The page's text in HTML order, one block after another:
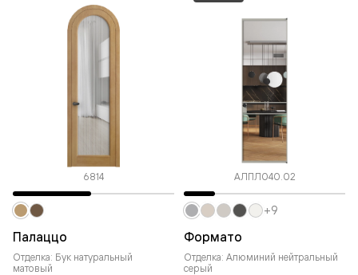
6814
Палаццо
Отделка: Бук натуральный
матовый
АЛПЛ040.02
Формато
Отделка: Алюминий нейтральный
серый
+9